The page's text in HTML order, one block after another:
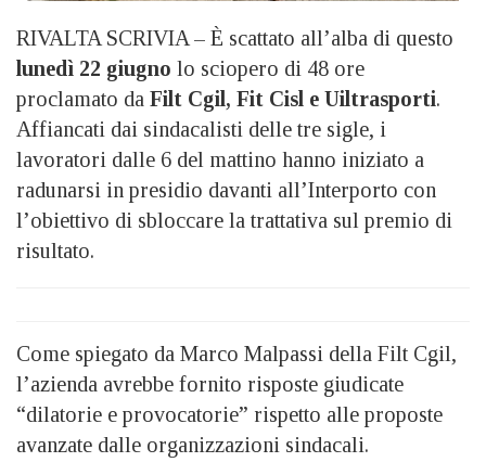
RIVALTA SCRIVIA – È scattato all’alba di questo
lunedì 22 giugno lo sciopero di 48 ore
proclamato da Filt Cgil, Fit Cisl e Uiltrasporti.
Affiancati dai sindacalisti delle tre sigle, i
lavoratori dalle 6 del mattino hanno iniziato a
radunarsi in presidio davanti all’Interporto con
l’obiettivo di sbloccare la trattativa sul premio di
risultato.
Come spiegato da Marco Malpassi della Filt Cgil,
l’azienda avrebbe fornito risposte giudicate
“dilatorie e provocatorie” rispetto alle proposte
avanzate dalle organizzazioni sindacali.